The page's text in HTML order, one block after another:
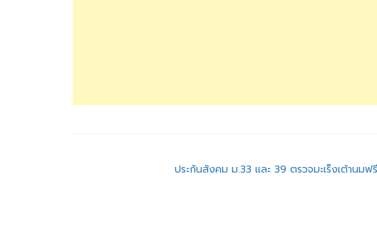
ประกันสังคม ม.33 และ 39 ตรวจมะเร็งเต้านมฟรี